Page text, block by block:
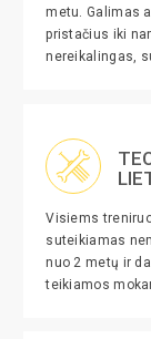
metu. Galimas
pristačius iki
nereikalingas,
Visiems
suteikiamas
nuo 2 metų ir
teikiamos